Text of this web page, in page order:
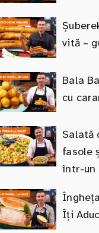
vită –
Bala
cu
Salată
fasole
într-un
Îți